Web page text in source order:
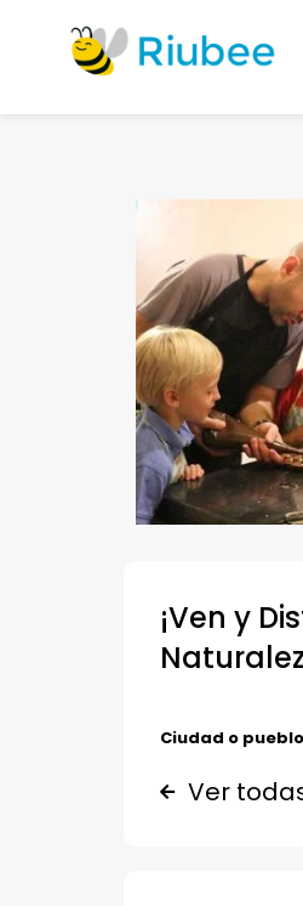
¡Ven y
Ciudad o pueblo
Ver